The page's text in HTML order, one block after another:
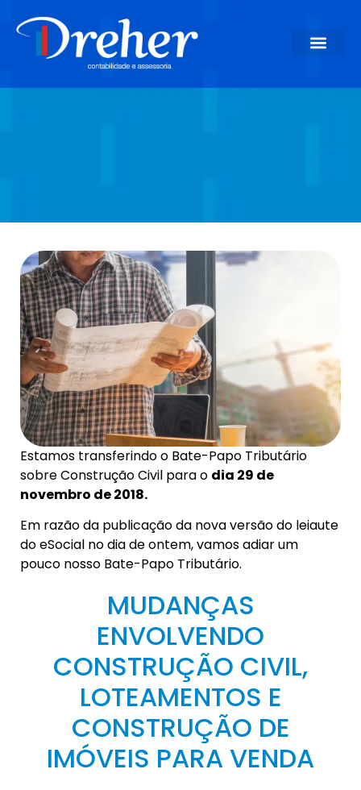
Estamos transferindo o Bate-Papo Tributário
sobre Construção Civil para o dia 29 de
novembro de 2018.
Em razão da publicação da nova versão do leiaute
do eSocial no dia de ontem, vamos adiar um
pouco nosso Bate-Papo Tributário.
MUDANÇAS
ENVOLVENDO
CONSTRUÇÃO CIVIL,
LOTEAMENTOS E
CONSTRUÇÃO DE
IMÓVEIS PARA VENDA